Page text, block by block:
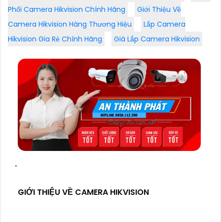
Phối Camera Hikvision Chính Hãng
Giới Thiệu Về
Camera Hikvision Hàng Thương Hiệu
Lắp Camera
Hikvision Gia Rẻ Chính Hãng
Giá Lắp Camera Hikvision
'
GIỚI THIỆU VỀ CAMERA HIKVISION